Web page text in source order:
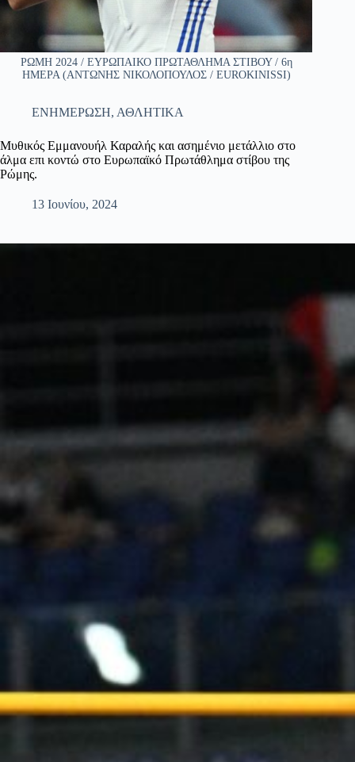
ΡΩΜΗ 2024 / ΕΥΡΩΠΑΙΚΟ ΠΡΩΤΑΘΛΗΜΑ ΣΤΙΒΟΥ / 6η
ΗΜΕΡΑ (ΑΝΤΩΝΗΣ ΝΙΚΟΛΟΠΟΥΛΟΣ / EUROKINISSI)
ΕΝΗΜΕΡΩΣΗ, ΑΘΛΗΤΙΚΑ
Μυθικός Εμμανουήλ Καραλής και ασημένιο μετάλλιο στο
άλμα επι κοντώ στο Ευρωπαϊκό Πρωτάθλημα στίβου της
Ρώμης.
13 Ιουνίου, 2024